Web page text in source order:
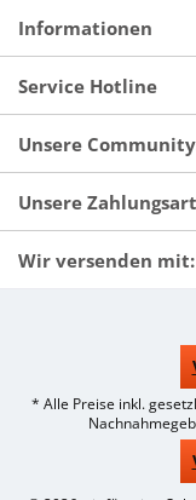
Informationen
Service Hotline
Unsere
Unsere
Wir versenden mit:
* Alle Preise inkl.